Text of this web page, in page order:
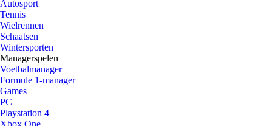
Autosport
Tennis
Wielrennen
Schaatsen
Wintersporten
Managerspelen
Voetbalmanager
Formule 1-manager
Games
PC
Playstation 4
Xbox One